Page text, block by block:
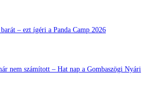
– ezt ígéri a Panda Camp 2026
nem számított – Hat nap a Gombaszögi Nyári